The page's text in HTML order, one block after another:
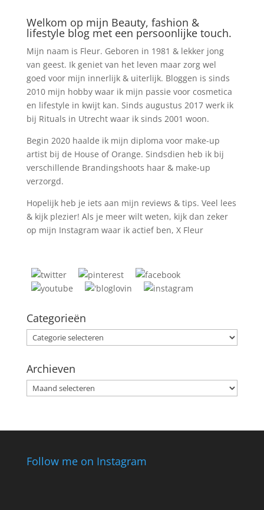
Welkom op mijn Beauty, fashion &
lifestyle blog met een persoonlijke touch.
Mijn naam is Fleur. Geboren in 1981 & lekker jong
van geest. Ik geniet van het leven maar zorg wel
goed voor mijn innerlijk & uiterlijk. Bloggen is sinds
2010 mijn hobby waar ik mijn passie voor cosmetica
en lifestyle in kwijt kan. Sinds augustus 2017 werk ik
bij Rituals in Utrecht waar ik sinds 2001 woon.
Begin 2020 haalde ik mijn diploma voor make-up
artist bij de House of Orange. Sindsdien heb ik bij
verschillende Brandingshoots haar & make-up
verzorgd.
Hopelijk heb je iets aan mijn reviews & tips. Veel lees
& kijk plezier! Als je meer wilt weten, kijk dan zeker
op mijn Instagram waar ik actief ben, X Fleur
Categorieën
Categorieën
Archieven
Archieven
Follow me on Instagram